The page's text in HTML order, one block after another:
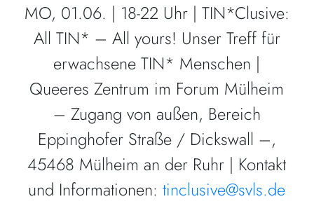
MO, 01.06. | 18-22 Uhr | TIN*Clusive:
All TIN* – All yours! Unser Treff für
erwachsene TIN* Menschen |
Queeres Zentrum im Forum Mülheim
– Zugang von außen, Bereich
Eppinghofer Straße / Dickswall –,
45468 Mülheim an der Ruhr | Kontakt
und Informationen:tinclusive@svls.de